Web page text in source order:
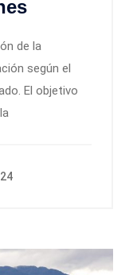
de la
según el
El objetivo